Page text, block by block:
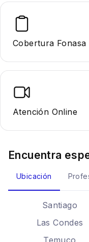
Cobertura Fonasa
Atención Online
Encuentra
Ubicación
Santiago
Las Condes
Temuco